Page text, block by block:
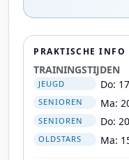
PRAKTISCHE INFO
TRAININGSTIJDEN
JEUGD Do:
SENIOREN Ma:
SENIOREN Do:
OLDSTARS Ma: